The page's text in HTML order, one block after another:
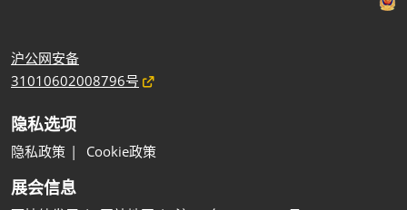
沪公网安备
31010602008796号
隐私选项
隐私政策 Cookie政策
展会信息